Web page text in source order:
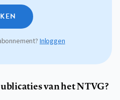
Inloggen
van het NTVG?